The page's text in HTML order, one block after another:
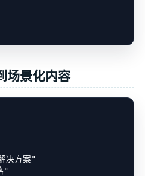
场景化内容
决方案"
"